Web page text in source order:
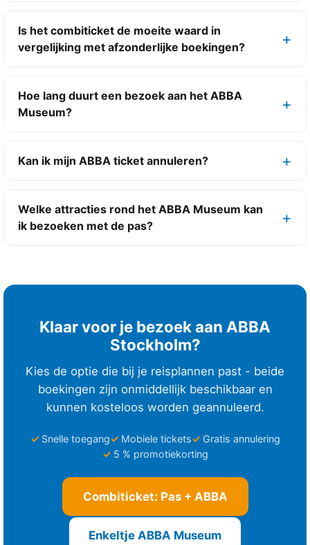
Is het combiticket de moeite waard in
vergelijking met afzonderlijke boekingen?
Hoe lang duurt een bezoek aan het ABBA
Museum?
Kan ik mijn ABBA ticket annuleren?
Welke attracties rond het ABBA Museum kan
ik bezoeken met de pas?
Klaar voor je bezoek aan ABBA
Stockholm?
Kies de optie die bij je reisplannen past - beide
boekingen zijn onmiddellijk beschikbaar en
kunnen kosteloos worden geannuleerd.
Snelle toegang Mobiele tickets
Gratis annulering
5 % promotiekorting
Combiticket: Pas + ABBA
Enkeltje ABBA Museum